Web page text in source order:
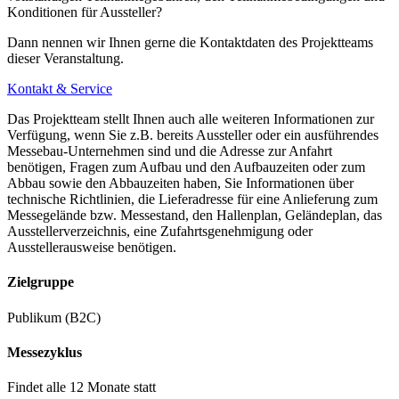
Ost auf der Messepiazza. Diese Anbindung wird Ihnen kürzere
Reisezeiten und mehr Direktverbindungen per Bahn ermöglichen.
Wie komme ich vom Flughafen zum Messegelände in Stuttgart?
Der internationale Flughafen verbindet Stuttgart direkt mit 123 Nah-
und Fernzielen in 30 Ländern. Durch die einzigartige Lage neben
dem Flughafen ist die Messe Stuttgart nur 355 Schritte entfernt.
Zusätzlich können die angrenzenden Flughafenparkplätze genutzt
werden.
Dank des dynamischen Parkleitsystems findet sich problemlos der
Konditionen für Aussteller?
Dann nennen wir Ihnen gerne die Kontaktdaten des Projektteams
dieser Veranstaltung.
Kontakt & Service
Das Projektteam stellt Ihnen auch alle weiteren Informationen zur
Verfügung, wenn Sie z.B. bereits Aussteller oder ein ausführendes
Messebau-Unternehmen sind und die Adresse zur Anfahrt
benötigen, Fragen zum Aufbau und den Aufbauzeiten oder zum
Abbau sowie den Abbauzeiten haben, Sie Informationen über
technische Richtlinien, die Lieferadresse für eine Anlieferung zum
Messegelände bzw. Messestand, den Hallenplan, Geländeplan, das
Ausstellerverzeichnis, eine Zufahrtsgenehmigung oder
Ausstellerausweise benötigen.
Zielgruppe
Publikum (B2C)
Messezyklus
Findet alle 12 Monate statt